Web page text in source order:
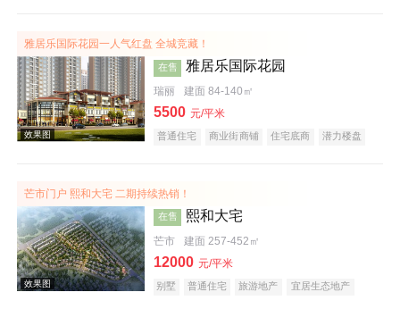
效果图
效果图
雅居乐国际花园一人气红盘 全城竞藏！
在售 雅居乐国际花园
瑞丽 建面 84-140㎡
5500 元/平米
普通住宅 商业街商铺 住宅底商
潜力楼盘
芒市门户 熙和大宅 二期持续热销！
在售 熙和大宅
芒市 建面 257-452㎡
12000 元/平米
别墅 普通住宅 旅游地产 宜居生态地产